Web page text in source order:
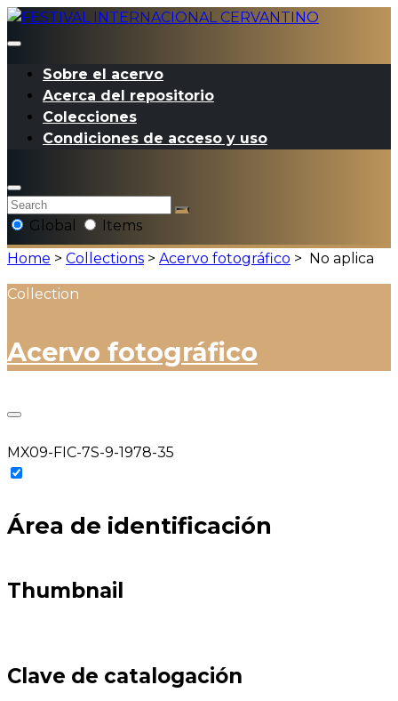
Sobre el acervo
Acerca del repositorio
Colecciones
Condiciones de acceso y uso
Global
Items
Home > Collections > Acervo fotográfico > No aplica
Collection
Acervo fotográfico
MX09-FIC-7S-9-1978-35
Área de identificación
Thumbnail
Clave de catalogación